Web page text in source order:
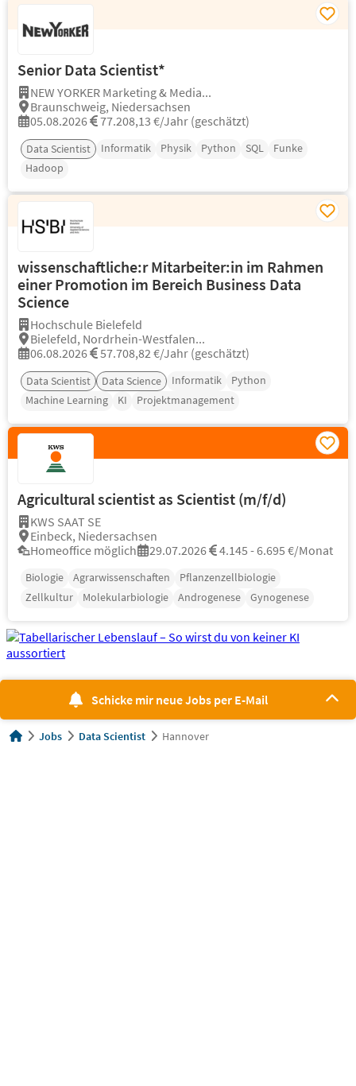
Senior Data Scientist*
NEW YORKER Marketing & Media...
Braunschweig, Niedersachsen
05.08.2026
77.208,13 €/Jahr (geschätzt)
Data Scientist Informatik Physik Python SQL
Funke
Hadoop
wissenschaftliche:r Mitarbeiter:in im Rahmen
einer Promotion im Bereich Business Data
Science
Hochschule Bielefeld
Bielefeld, Nordrhein-Westfalen...
06.08.2026
57.708,82 €/Jahr (geschätzt)
Data Scientist Data Science Informatik
Python
Machine Learning
KI Projektmanagement
Agricultural scientist as Scientist (m/f/d)
KWS SAAT SE
Einbeck, Niedersachsen
Homeoffice möglich
29.07.2026 4.145 - 6.695 €/Monat
Biologie Agrarwissenschaften
Pflanzenzellbiologie
Zellkultur
Molekularbiologie Androgenese Gynogenese
Schicke mir neue Jobs per E-Mail
Jobs Data Scientist Hannover